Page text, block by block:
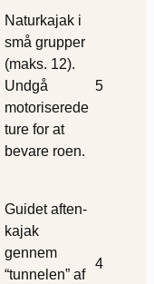
Naturkajak i
små grupper
(maks. 12).
Undgå
motoriserede
ture for at
bevare roen.
5
Guidet aften-
kajak
gennem
“tunnelen” af
4